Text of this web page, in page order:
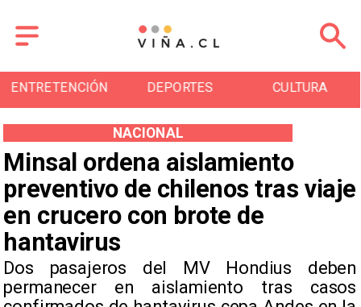
DEPORTES CULTURA TURISMO
Minsal ordena aislamiento
preventivo de chilenos tras viaje
en crucero con brote de
hantavirus
Dos pasajeros del MV Hondius deben
permanecer en aislamiento tras casos
NACIONAL